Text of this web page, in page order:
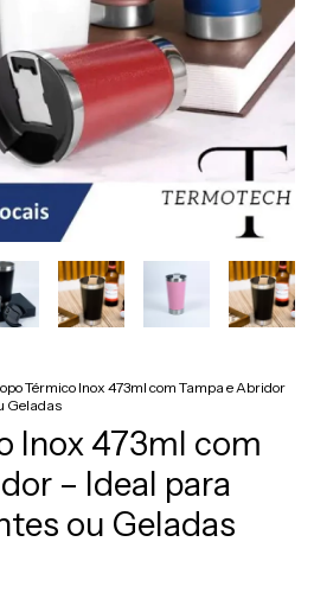
Térmico Inox 473ml com Tampa e Abridor
Geladas
Inox 473ml com
– Ideal para
ou Geladas